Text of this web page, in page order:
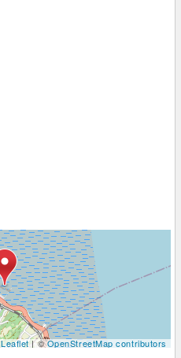
Leaflet| ©OpenStreetMap contributors